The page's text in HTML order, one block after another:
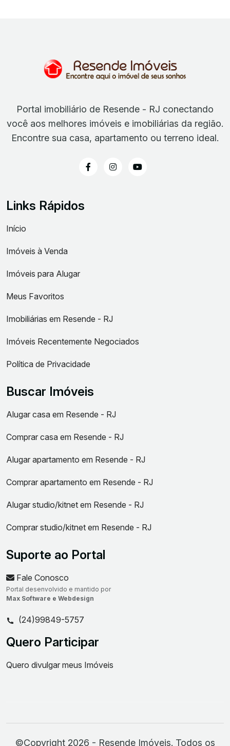
Portal imobiliário de Resende - RJ conectando
você aos melhores imóveis e imobiliárias da região.
Encontre sua casa, apartamento ou terreno ideal.
Links Rápidos
Início
Imóveis à Venda
Imóveis para Alugar
Meus Favoritos
Imobiliárias em Resende - RJ
Imóveis Recentemente Negociados
Política de Privacidade
Buscar Imóveis
Alugar casa em Resende - RJ
Comprar casa em Resende - RJ
Alugar apartamento em Resende - RJ
Comprar apartamento em Resende - RJ
Alugar studio/kitnet em Resende - RJ
Comprar studio/kitnet em Resende - RJ
Suporte ao Portal
Fale Conosco
Portal desenvolvido e mantido por
Max Software e Webdesign
(24)99849-5757
Quero Participar
Quero divulgar meus Imóveis
©Copyright 2026 - Resende Imóveis. Todos os